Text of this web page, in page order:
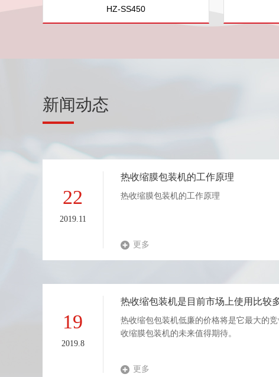
HZ-SS450
新闻动态
22
2019.11
热收缩膜包装机的工作原理
热收缩膜包装机的工作原理
更多
19
2019.8
热收缩包装机是目前市场上使用比较
热收缩包包装机低廉的价格将是它最大的
收缩膜包装机的未来值得期待。
更多